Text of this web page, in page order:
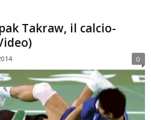
Takraw, il calcio-
0